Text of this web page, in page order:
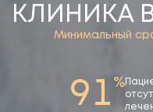
КЛИНИКА
Минимальный
91 %